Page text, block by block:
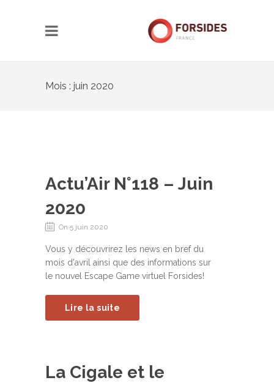
Mois : juin 2020
Actu’Air N°118 – Juin
2020
On 5 juin 2020
Vous y découvrirez les news en bref du
mois d'avril ainsi que des informations sur
le nouvel Escape Game virtuel Forsides!
Lire la suite
La Cigale et le